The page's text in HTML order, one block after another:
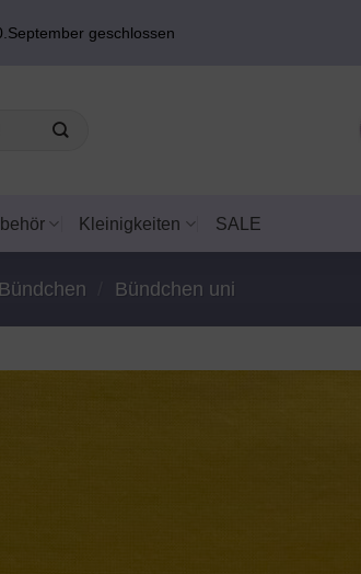
geschlossen
Kleinigkeiten SALE
Bündchen Bündchen uni